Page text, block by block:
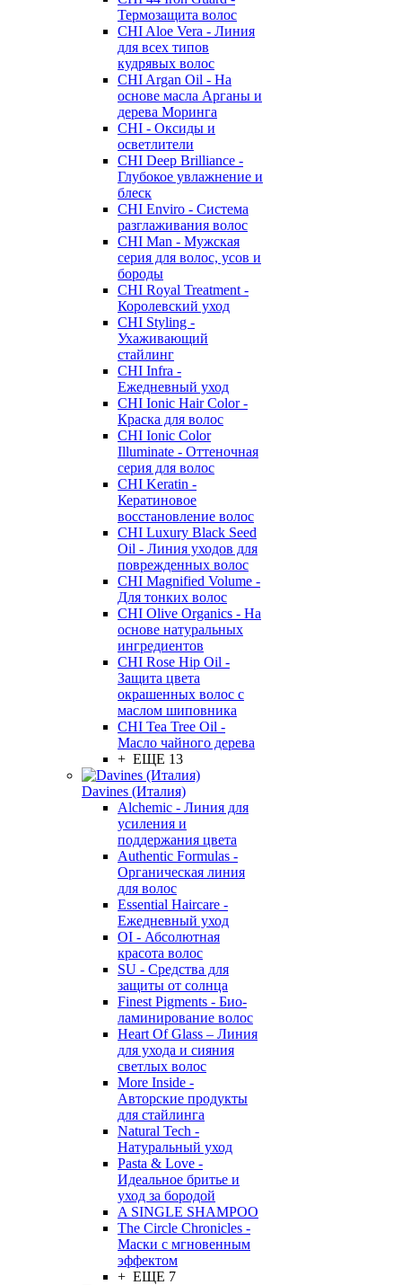
Термозащита волос
CHI Aloe Vera - Линия
для всех типов
кудрявых волос
CHI Argan Oil - На
основе масла Арганы и
дерева Моринга
CHI - Оксиды и
осветлители
CHI Deep Brilliance -
Глубокое увлажнение и
блеск
CHI Enviro - Система
разглаживания волос
CHI Man - Мужская
серия для волос, усов и
бороды
CHI Royal Treatment -
Королевский уход
CHI Styling -
Ухаживающий
стайлинг
CHI Infra -
Ежедневный уход
CHI Ionic Hair Color -
Краска для волос
CHI Ionic Color
Illuminate - Оттеночная
серия для волос
CHI Keratin -
Кератиновое
восстановление волос
CHI Luxury Black Seed
Oil - Линия уходов для
поврежденных волос
CHI Magnified Volume -
Для тонких волос
CHI Olive Organics - На
основе натуральных
ингредиентов
CHI Rose Hip Oil -
Защита цвета
окрашенных волос с
маслом шиповника
CHI Tea Tree Oil -
Масло чайного дерева
+ ЕЩЕ 13
Davines (Италия)
Alchemic - Линия для
усиления и
поддержания цвета
Authentic Formulas -
Органическая линия
для волос
Essential Haircare -
Eжедневный уход
OI - Абсолютная
красота волос
SU - Средства для
защиты от солнца
Finest Pigments - Био-
ламинирование волос
Heart Of Glass – Линия
для ухода и сияния
светлых волос
More Inside -
Авторские продукты
для стайлинга
Natural Tech -
Натуральный уход
Pasta & Love -
Идеальное бритье и
уход за бородой
A SINGLE SHAMPOO
The Circle Chronicles -
Маски с мгновенным
эффектом
+ ЕЩЕ 7